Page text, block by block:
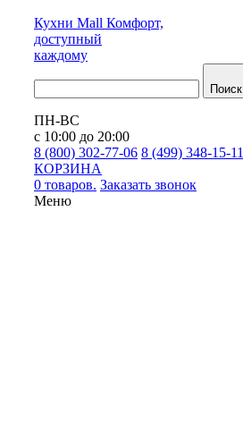
Кухни Mall Комфорт,
доступный
каждому
Поиск
ПН-ВС
с 10:00 до 20:00
8 (800) 302-77-06 8 (499) 348-15-11
КОРЗИНА
0 товаров. Заказать звонок
Меню